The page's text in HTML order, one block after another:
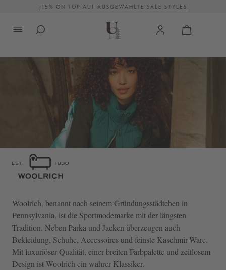
springen-15% ON TOP AUF AUSGEWÄHLTE SALE STYLES
Woolrich, benannt nach seinem Gründungsstädtchen in
Pennsylvania, ist die Sportmodemarke mit der längsten
Tradition. Neben Parka und Jacken überzeugen auch
Bekleidung, Schuhe, Accessoires und feinste Kaschmir-Ware.
Mit luxuriöser Qualität, einer breiten Farbpalette und zeitlosem
Design ist Woolrich ein wahrer Klassiker.